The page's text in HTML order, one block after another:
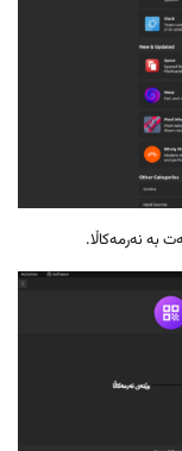
بە نەرمەکاڵا.